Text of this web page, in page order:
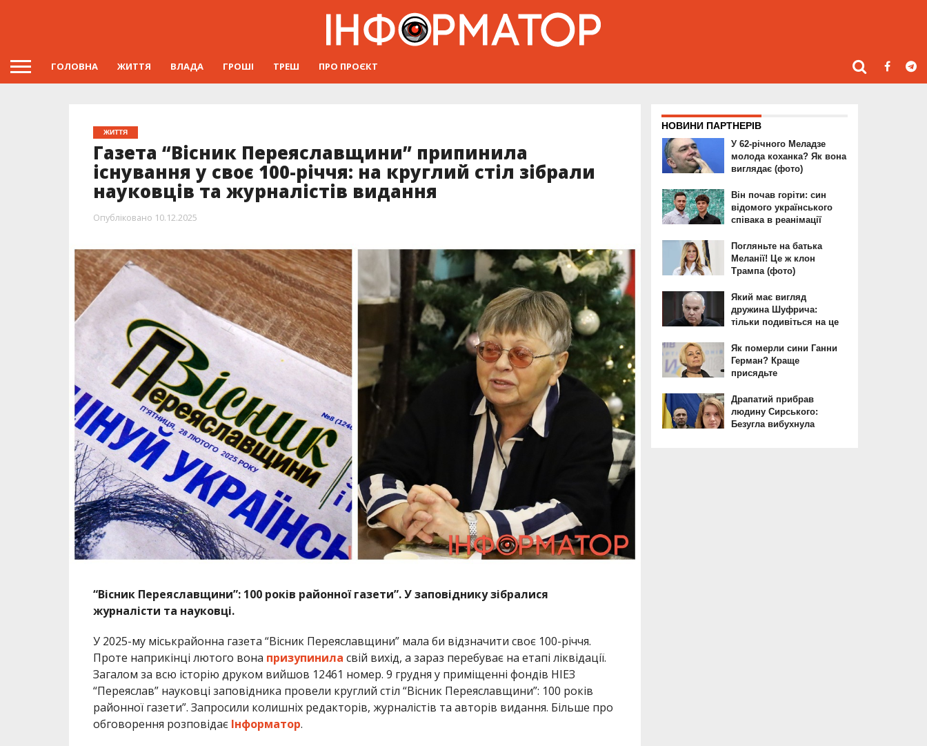
ГОЛОВНА ЖИТТЯ ВЛАДА ГРОШІ ТРЕШ ПРО ПРОЄКТ
ЖИТТЯ
Газета “Вісник Переяславщини” припинила
існування у своє 100-річчя: на круглий стіл зібрали
науковців та журналістів видання
Опубліковано 10.12.2025
“Вісник Переяславщини”: 100 років районної газети”. У заповіднику зібралися
журналісти та науковці.
У 2025-му міськрайонна газета “Вісник Переяславщини” мала би відзначити своє 100-річчя.
Проте наприкінці лютого вона призупинила свій вихід, а зараз перебуває на етапі ліквідації.
Загалом за всю історію друком вийшов 12461 номер. 9 грудня у приміщенні фондів НІЕЗ
“Переяслав” науковці заповідника провели круглий стіл “Вісник Переяславщини”: 100 років
районної газети”. Запросили колишніх редакторів, журналістів та авторів видання. Більше про
обговорення розповідає Інформатор.